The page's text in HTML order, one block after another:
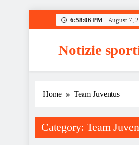
6:58:06 PM August 7,
Notizie
Home Team Juventus
Category: Team